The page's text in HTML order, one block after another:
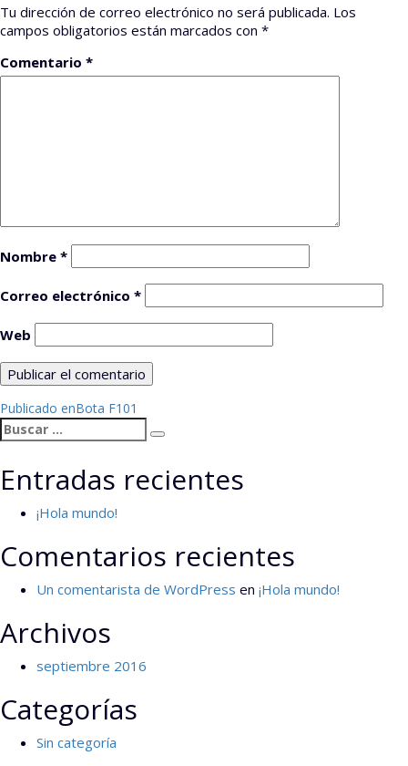
Tu dirección de correo electrónico no será publicada. Los
campos obligatorios están marcados con *
Comentario *
Nombre *
Correo electrónico *
Web
Navegación
de
entradas
Publicado enBota F101
Buscar
por:
Buscar
Entradas recientes
¡Hola mundo!
Comentarios recientes
Un comentarista de WordPress en ¡Hola mundo!
Archivos
septiembre 2016
Categorías
Sin categoría